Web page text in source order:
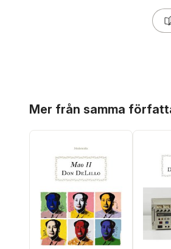
Mer från samma